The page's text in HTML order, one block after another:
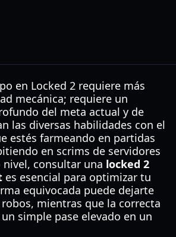
en Locked 2 requiere más
mecánica; requiere un
del meta actual y de
las diversas habilidades con el
estés farmeando en partidas
en scrims de servidores
consultar una locked 2
es esencial para optimizar tu
equivocada puede dejarte
mientras que la correcta
simple pase elevado en un